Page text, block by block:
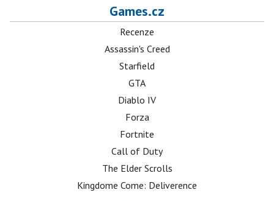
Games.cz
Recenze
Assassin's Creed
Starfield
GTA
Diablo IV
Forza
Fortnite
Call of Duty
The Elder Scrolls
Kingdome Come: Deliverence